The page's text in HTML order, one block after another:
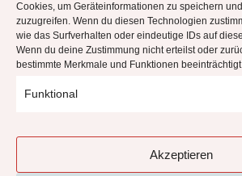
Cookies, um Geräteinformationen zu speichern
zuzugreifen. Wenn du diesen Technologien
wie das Surfverhalten oder eindeutige IDs auf
Wenn du deine Zustimmung nicht erteilst oder
bestimmte Merkmale und Funktionen
Funktional
Akzeptieren
Datenschutzhinweise
Impressum
Cookie-Richtlinie (EU)
!